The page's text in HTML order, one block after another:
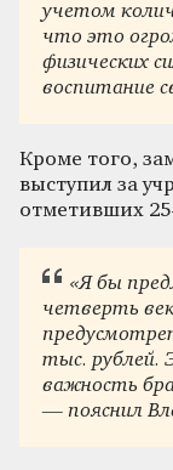
учетом
что это
физических
воспитание
Кроме того,
выступил за
отметивших
«Я бы
четверть
тыс. рублей.
важность
— пояснил